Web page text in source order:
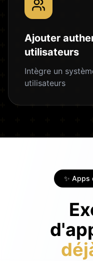
Ajouter
utilisateurs
Intègre un
utilisateurs
✨ Apps